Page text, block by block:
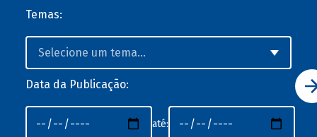
Temas:
Data da Publicação:
até: